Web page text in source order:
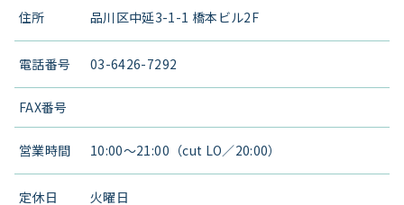
住所 品川区中延3-1-1 橋本ビル2F
電話番号 03-6426-7292
FAX番号
営業時間 10:00～21:00（cut LO／20:00）
定休日 火曜日